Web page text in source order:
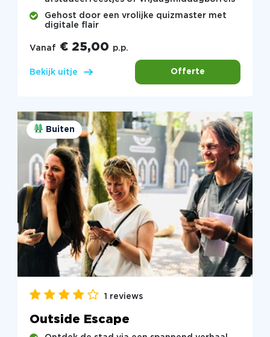
Gehost door een vrolijke quizmaster met
digitale flair
Vanaf € 25,00 p.p.
Bekijk uitje Offerte
Buiten
1 reviews
Outside Escape